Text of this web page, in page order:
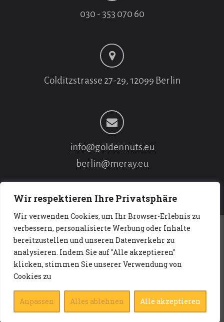
Wir respektieren Ihre Privatsphäre
Wir verwenden Cookies, um Ihr Browser-Erlebnis zu
verbessern, personalisierte Werbung oder Inhalte
bereitzustellen und unseren Datenverkehr zu
analysieren. Indem Sie auf "Alle akzeptieren"
klicken, stimmen Sie unserer Verwendung von
Cookies zu
Anpassen Alles ablehnen Alle akzeptieren
030 - 353 070 60
Colditzstrasse 27-29, 12099 Berlin
info@goldennuts.eu
berlin@meray.eu
Datenschutz I Impressum